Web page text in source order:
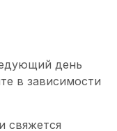
день
в зависимости
свяжется